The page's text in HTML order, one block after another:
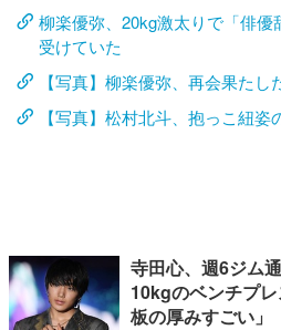
柳楽優弥、20kg激太りで「俳
受けていた
【写真】柳楽優弥、再会果た
【写真】松村北斗、抱っこ紐姿
寺田心、週6ジム
10kgのベンチプ
板の厚みすごい」